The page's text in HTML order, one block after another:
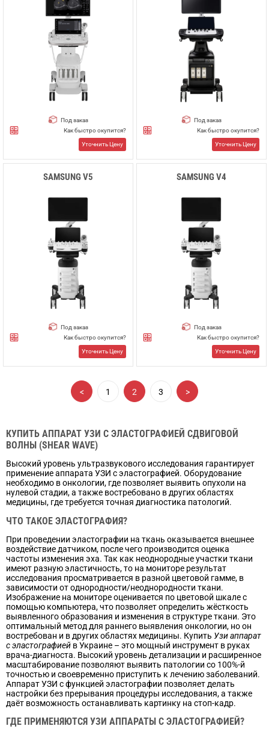
Под заказ
Как быстро окупится?
Уточнить Цену
Под заказ
Как быстро окупится?
Уточнить Цену
SAMSUNG V5
Под заказ
Как быстро окупится?
Уточнить Цену
SAMSUNG V4
Под заказ
Как быстро окупится?
Уточнить Цену
< 1 2 3 >
КУПИТЬ АППАРАТ УЗИ С ЭЛАСТОГРАФИЕЙ СДВИГОВОЙ
ВОЛНЫ (SHEAR WAVE)
Высокий уровень ультразвукового исследования гарантирует
применение аппарата УЗИ с эластографией. Оборудование
необходимо в онкологии, где позволяет выявить опухоли на
нулевой стадии, а также востребовано в других областях
медицины, где требуется точная диагностика патологий.
ЧТО ТАКОЕ ЭЛАСТОГРАФИЯ?
При проведении эластографии на ткань оказывается внешнее
воздействие датчиком, после чего производится оценка
частоты изменения эха. Так как неоднородные участки ткани
имеют разную эластичность, то на мониторе результат
исследования просматривается в разной цветовой гамме, в
зависимости от однородности/неоднородности ткани.
Изображение на мониторе оценивается по цветовой шкале с
помощью компьютера, что позволяет определить жёсткость
выявленного образования и изменения в структуре ткани. Это
оптимальный метод для раннего выявления онкологии, но он
востребован и в других областях медицины. Купить Узи аппарат
с эластографией в Украине – это мощный инструмент в руках
врача-диагноста. Высокий уровень детализации и расширенное
масштабирование позволяют выявить патологии со 100%-й
точностью и своевременно приступить к лечению заболеваний.
Аппарат УЗИ с функцией эластографии позволяет делать
настройки без прерывания процедуры исследования, а также
даёт возможность останавливать картинку на стоп-кадр.
ГДЕ ПРИМЕНЯЮТСЯ УЗИ АППАРАТЫ С ЭЛАСТОГРАФИЕЙ?